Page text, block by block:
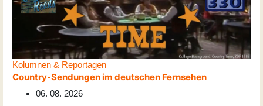
Kolumnen & Reportagen
Country-Sendungen im deutschen Fernsehen
06. 08. 2026